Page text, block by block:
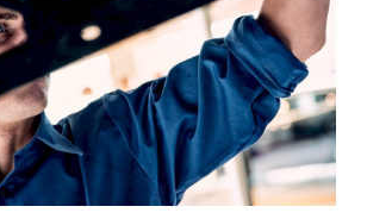
Fahrzeuge
Volvo Selekt
Gebrauchtwagen
Frühjahrscheck
Entdecken Sie unsere
saisonalen Angebote.
Mehr erfahren